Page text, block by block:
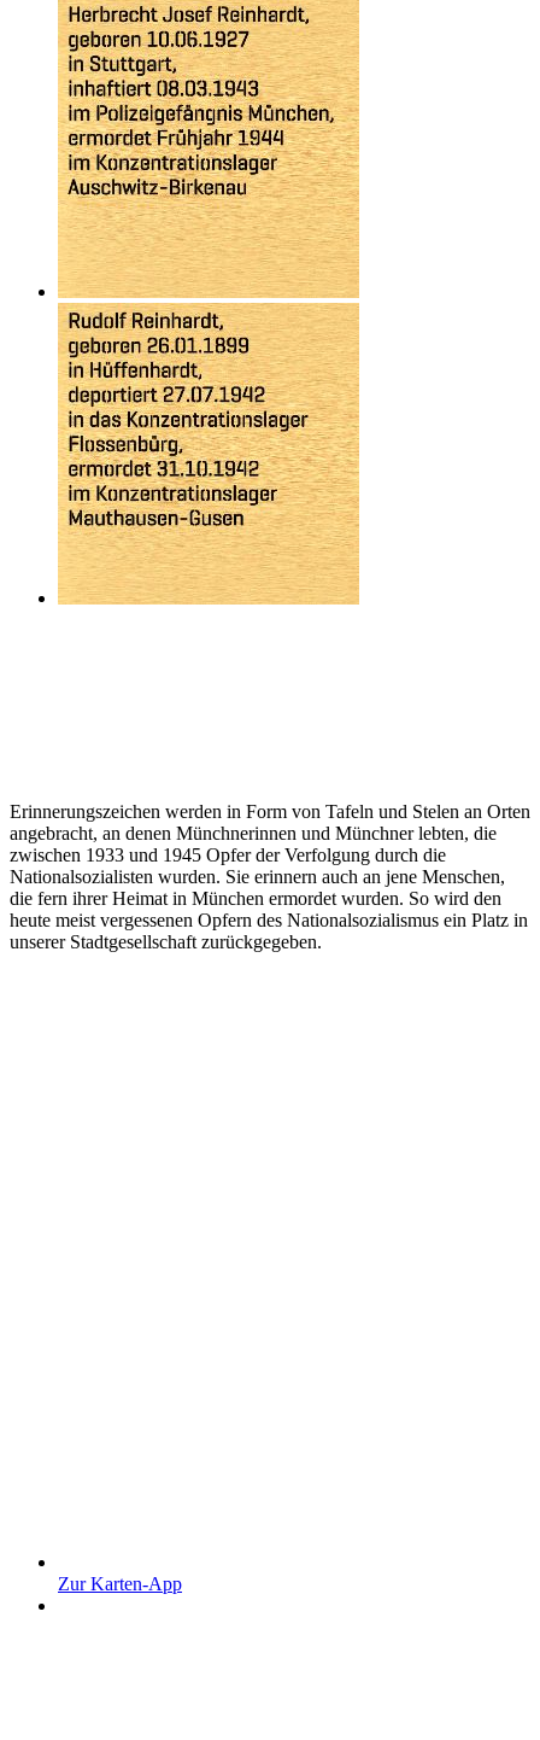
Erinnerungszeichen werden in Form von Tafeln und Stelen an Orten
angebracht, an denen Münchnerinnen und Münchner lebten, die
zwischen 1933 und 1945 Opfer der Verfolgung durch die
Nationalsozialisten wurden. Sie erinnern auch an jene Menschen,
die fern ihrer Heimat in München ermordet wurden. So wird den
heute meist vergessenen Opfern des Nationalsozialismus ein Platz in
unserer Stadtgesellschaft zurückgegeben.
Zur Karten-App